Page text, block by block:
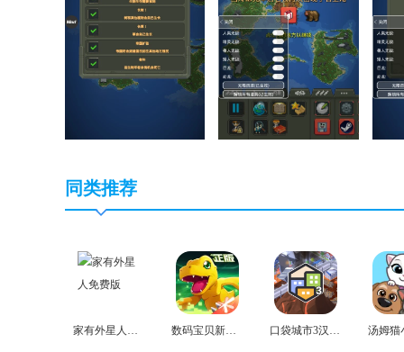
同类推荐
数码宝贝新世纪免费版